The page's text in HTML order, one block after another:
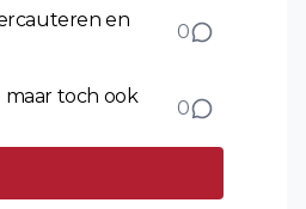
en
0
maar toch ook
0